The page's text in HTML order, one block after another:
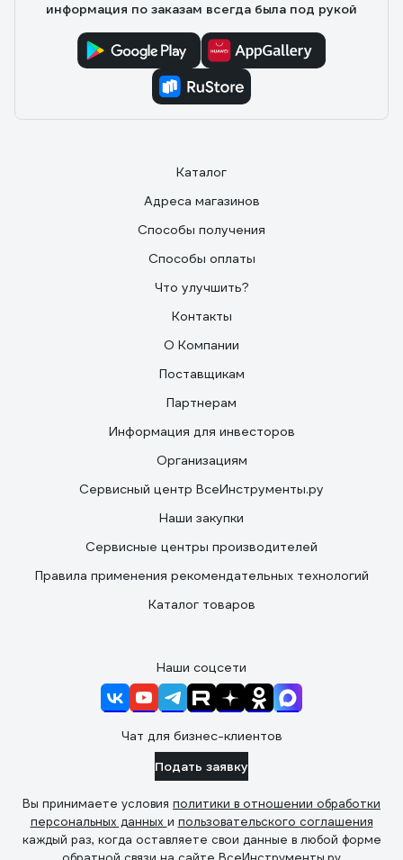
информация по заказам всегда была под рукой
Каталог
Адреса магазинов
Способы получения
Способы оплаты
Что улучшить?
Контакты
О Компании
Поставщикам
Партнерам
Информация для инвесторов
Организациям
Сервисный центр ВсеИнструменты.ру
Наши закупки
Сервисные центры производителей
Правила применения рекомендательных технологий
Каталог товаров
Наши соцсети
Чат для бизнес-клиентов
Подать заявку
Вы принимаете условия политики в отношении обработки
персональных данных и пользовательского соглашения
каждый раз, когда оставляете свои данные в любой форме